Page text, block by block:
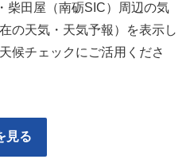
柴田屋（南砺SIC）周辺の気
の天気・天気予報）を表示し
候チェックにご活用くださ
見る